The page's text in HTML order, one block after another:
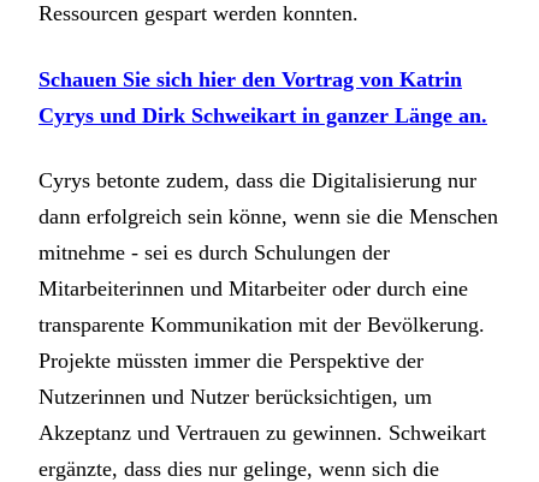
Ressourcen gespart werden konnten.
Schauen Sie sich hier den Vortrag von Katrin
Cyrys und Dirk Schweikart in ganzer Länge an.
Cyrys betonte zudem, dass die Digitalisierung nur
dann erfolgreich sein könne, wenn sie die Menschen
mitnehme - sei es durch Schulungen der
Mitarbeiterinnen und Mitarbeiter oder durch eine
transparente Kommunikation mit der Bevölkerung.
Projekte müssten immer die Perspektive der
Nutzerinnen und Nutzer berücksichtigen, um
Akzeptanz und Vertrauen zu gewinnen. Schweikart
ergänzte, dass dies nur gelinge, wenn sich die